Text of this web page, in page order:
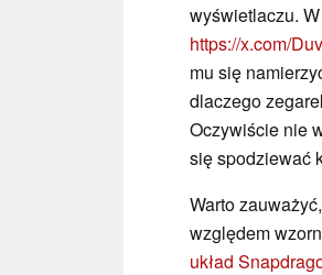
wyświetlaczu.
https://x.com/
mu się
dlaczego
Oczywiście nie
się spodziewać
Warto
względem
układ